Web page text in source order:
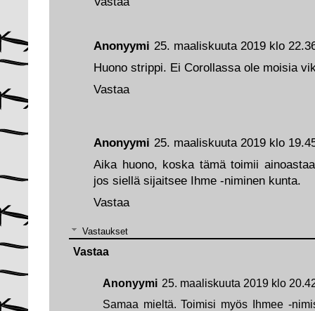
Anonyymi 25. maaliskuuta 2019 klo
Aika huono, koska tämä toimii
jos siellä sijaitsee Ihme -niminen kunta.
Vastaa
Vastaukset
Anonyymi 25. maaliskuuta 2019 klo
Samaa mieltä. Toimisi myös Ihmee -
Vastaa
Anonyymi 25. maaliskuuta 2019 klo
Huono strippi. Ei Corollassa ole moisia
Vastaa